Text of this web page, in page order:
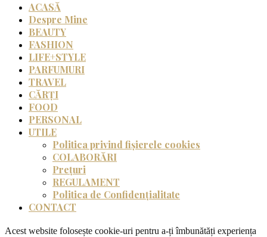
ACASĂ
Despre Mine
BEAUTY
FASHION
LIFE+STYLE
PARFUMURI
TRAVEL
CĂRȚI
FOOD
PERSONAL
UTILE
Politica privind fișierele cookies
COLABORĂRI
Prețuri
REGULAMENT
Politica de Confidențialitate
CONTACT
Acest website folosește cookie-uri pentru a-ți îmbunătăți experiența